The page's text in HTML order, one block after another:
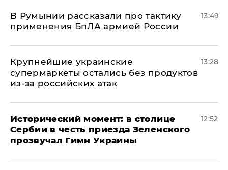
В Румынии рассказали про тактику
применения БпЛА армией России
13:49
Крупнейшие украинские
супермаркеты остались без продуктов
из-за российских атак
13:28
Исторический момент: в столице
Сербии в честь приезда Зеленского
прозвучал Гимн Украины
12:52